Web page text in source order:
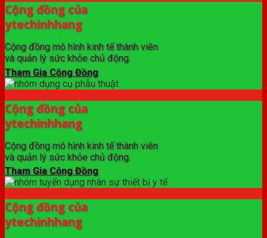
Cộng đồng của
ytechinhhang
Cộng đồng mô hình kinh tế thành viên
và quản lý sức khỏe chủ động.
Tham Gia Cộng Đồng
Cộng đồng của
ytechinhhang
Cộng đồng mô hình kinh tế thành viên
và quản lý sức khỏe chủ động.
Tham Gia Cộng Đồng
Cộng đồng của
ytechinhhang